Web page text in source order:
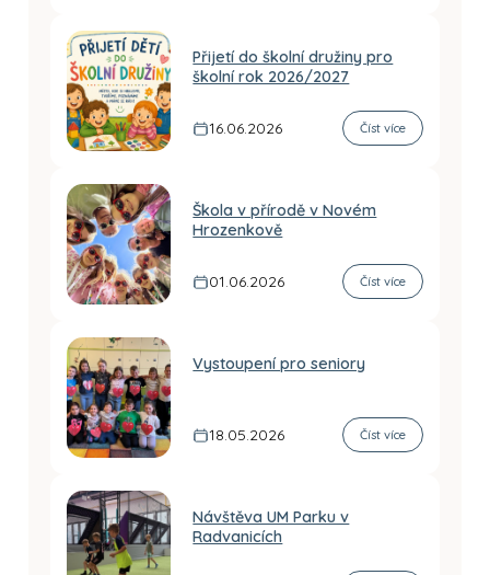
Přijetí do školní družiny pro
školní rok 2026/2027
16.06.2026 Číst více
Škola v přírodě v Novém
Hrozenkově
01.06.2026 Číst více
Vystoupení pro seniory
18.05.2026 Číst více
Návštěva UM Parku v
Radvanicích